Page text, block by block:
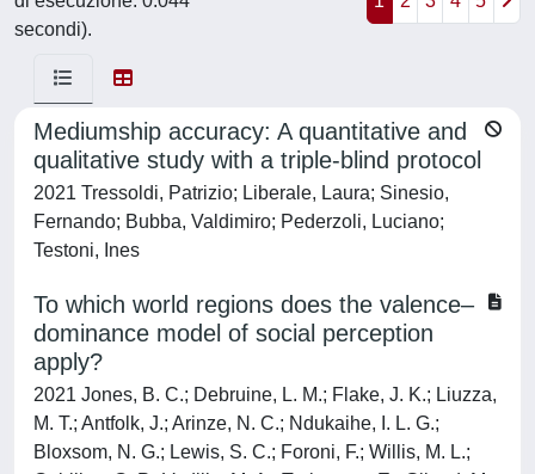
secondi).
Mediumship accuracy: A quantitative and
qualitative study with a triple-blind protocol
2021 Tressoldi, Patrizio; Liberale, Laura; Sinesio,
Fernando; Bubba, Valdimiro; Pederzoli, Luciano;
Testoni, Ines
To which world regions does the valence–
dominance model of social perception
apply?
2021 Jones, B. C.; Debruine, L. M.; Flake, J. K.; Liuzza,
M. T.; Antfolk, J.; Arinze, N. C.; Ndukaihe, I. L. G.;
Bloxsom, N. G.; Lewis, S. C.; Foroni, F.; Willis, M. L.;